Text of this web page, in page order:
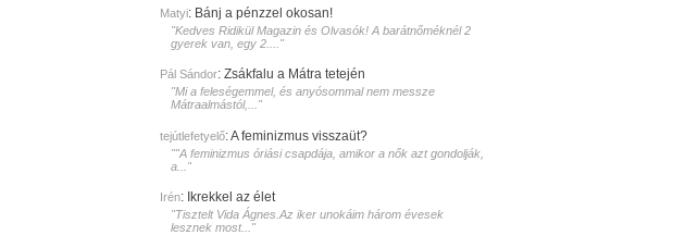
Matyi: Bánj a pénzzel okosan!
"Kedves Ridikül Magazin és Olvasók! A barátnőméknél 2
gyerek van, egy 2...."
Pál Sándor: Zsákfalu a Mátra tetején
"Mi a feleségemmel, és anyósommal nem messze
Mátraalmástól,..."
tejútlefetyelő:A feminizmus visszaüt?
""A feminizmus óriási csapdája, amikor a nők azt gondolják,
a..."
Irén: Ikrekkel az élet
"Tisztelt Vida Ágnes.Az iker unokáim három évesek
lesznek most..."